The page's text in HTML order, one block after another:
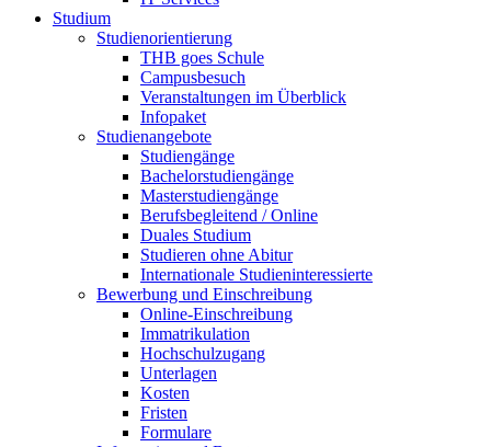
Studium
Studienorientierung
THB goes Schule
Campusbesuch
Veranstaltungen im Überblick
Infopaket
Studienangebote
Studiengänge
Bachelorstudiengänge
Masterstudiengänge
Berufsbegleitend / Online
Duales Studium
Studieren ohne Abitur
Internationale Studieninteressierte
Bewerbung und Einschreibung
Online-Einschreibung
Immatrikulation
Hochschulzugang
Unterlagen
Kosten
Fristen
Formulare